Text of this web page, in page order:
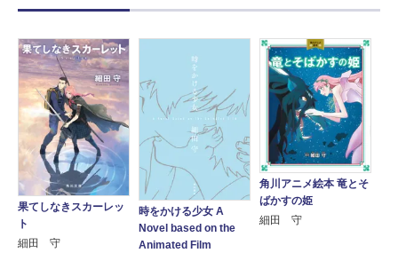
果てしなきスカーレッ
ト
細田 守
時をかける少女 A
Novel based on the
Animated Film
角川アニメ絵本 竜とそ
ばかすの姫
細田 守